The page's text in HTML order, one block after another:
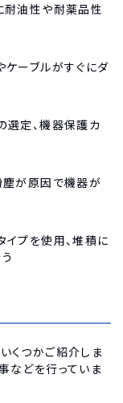
耐油性や耐薬品性
ケーブルがすぐにダ
選定、機器保護カ
塵が原因で機器が
プを使用、堆積に
くつかご紹介しま
などを行っていま